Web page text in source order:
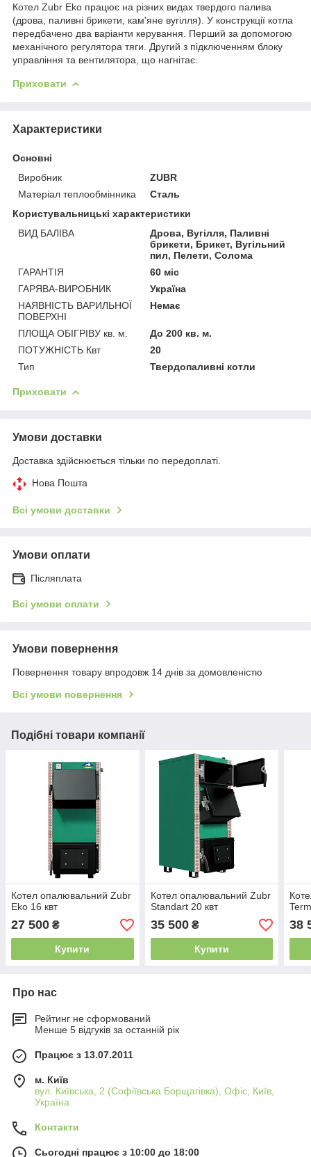
Котел Zubr Eko працює на різних видах твердого палива
(дрова, паливні брикети, кам'яне вугілля). У конструкції котла
передбачено два варіанти керування. Перший за допомогою
механічного регулятора тяги. Другий з підключенням блоку
управління та вентилятора, що нагнітає.
Приховати
Характеристики
Основні
Виробник
ZUBR
Матеріал теплообмінника
Сталь
Користувальницькі характеристики
ВИД БАЛІВА
Дрова, Вугілля, Паливні
брикети, Брикет, Вугільний
пил, Пелети, Солома
ГАРАНТІЯ
60 міс
ГАРЯВА-ВИРОБНИК
Україна
НАЯВНІСТЬ ВАРИЛЬНОЇ
ПОВЕРХНІ
Немає
ПЛОЩА ОБІГРІВУ кв. м.
До 200 кв. м.
ПОТУЖНІСТЬ Квт
20
Тип
Твердопаливні котли
Приховати
Умови доставки
Доставка здійснюється тільки по передоплаті.
Нова Пошта
Всі умови доставки
Умови оплати
Післяплата
Всі умови оплати
Умови повернення
Повернення товару впродовж 14 днів за домовленістю
Всі умови повернення
Подібні товари компанії
Котел опалювальний Zubr
Eko 16 квт
27 500 ₴
Купити
Котел опалювальний Zubr
Standart 20 квт
35 500₴
Купити
38
Про нас
Рейтинг не сформований
Менше 5 відгуків за останній рік
Працює з 13.07.2011
м. Київ
вул. Київська, 2 (Софіївська Борщагівка), Офіс, Київ,
Україна
Контакти
Сьогодні працює з 10:00 до 18:00